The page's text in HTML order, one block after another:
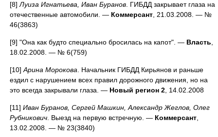
[8] Луиза Игнатьева, Иван Буранов . ГИБДД закрывает глаза на
отечественные автомобили. — Коммерсант , 21.03.2008. — №
46(3863)
[9] "Она как будто специально бросилась на капот". — Власть
18.02.2008. — № 6(759)
[10] Арина Морокова . Начальник ГИБДД Кирьянов и раньше
ездил с нарушением всех правил дорожного движения, но на
это всегда закрывали глаза. — Новый регион 2 , 14.02.2008
[11] Иван Буранов, Сергей Машкин, Александр Жеглов, Олег
Рубникович . Выезд на первую встречную. — Коммерсант
13.02.2008. — № 23(3840)